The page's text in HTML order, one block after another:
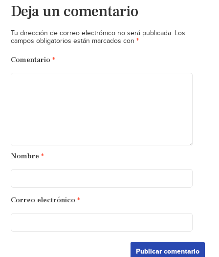
Deja un comentario
Tu dirección de correo electrónico no será publicada. Los
campos obligatorios están marcados con *
Comentario *
Nombre *
Correo electrónico *